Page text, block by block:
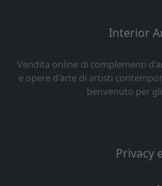
Interior
Vendita online di complementi
e opere d'arte di artisti
benvenuto per
Privacy